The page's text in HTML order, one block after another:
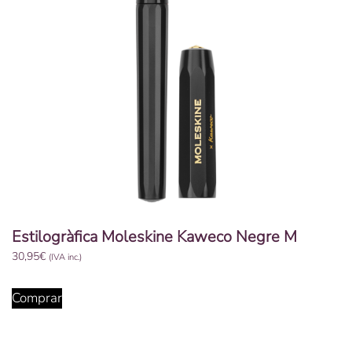
Estilogràfica Moleskine Kaweco Negre M
30,95€ (IVA inc.)
Comprar